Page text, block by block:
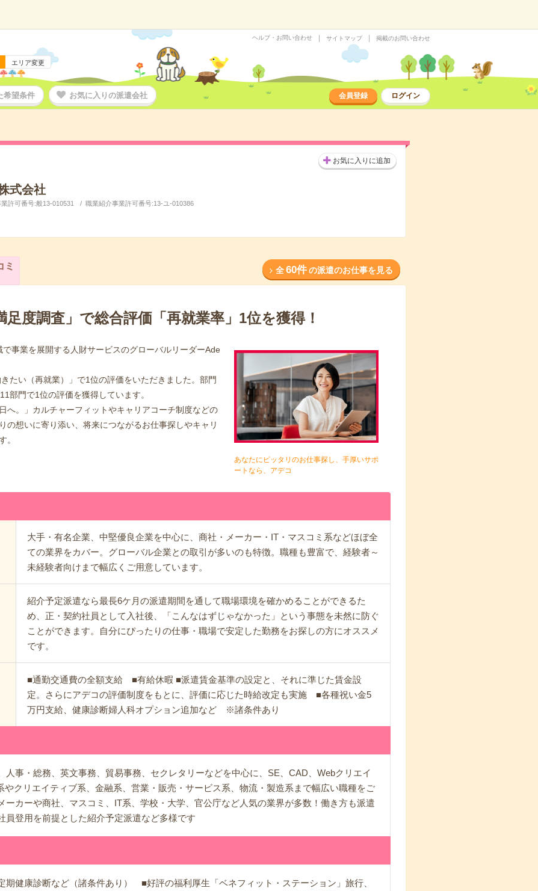
エリア変更
ヘルプ・お問い合わせ サイトマップ 掲載のお問い合わせ
希望条件 お気に入りの派遣会社 会員登録 ログイン
式会社
許可番号:般13-010531 職業紹介事業許可番号:13-ユ-010386
お気に入りに追加
ミ 全 60件 の派遣のお仕事を見る
足度調査」で総合評価「再就業率」1位を獲得！
事業を展開する人財サービスのグローバルリーダーAde
たい（再就業）」で1位の評価をいただきました。部門
部門で1位の評価を獲得しています。
へ。」カルチャーフィットやキャリアコーチ制度などの
の想いに寄り添い、将来につながるお仕事探しやキャリ
。
あなたにピッタリのお仕事探し、手厚いサポ
ートなら、アデコ
大手・有名企業、中堅優良企業を中心に、商社・メーカー・IT・マスコミ系などほぼ全
ての業界をカバー。グローバル企業との取引が多いのも特徴。職種も豊富で、経験者～
未経験者向けまで幅広くご用意しています。
紹介予定派遣なら最長6ケ月の派遣期間を通して職場環境を確かめることができるた
め、正・契約社員として入社後、「こんなはずじゃなかった」という事態を未然に防ぐ
ことができます。自分にぴったりの仕事・職場で安定した勤務をお探しの方にオススメ
です。
■通勤交通費の全額支給 ■有給休暇 ■派遣賃金基準の設定と、それに準じた賃金設
定。さらにアデコの評価制度をもとに、評価に応じた時給改定も実施 ■各種祝い金5
万円支給、健康診断婦人科オプション追加など ※諸条件あり
人事・総務、英文事務、貿易事務、セクレタリーなどを中心に、SE、CAD、Webクリエイ
やクリエイティブ系、金融系、営業・販売・サービス系、物流・製造系まで幅広い職種をご
ーカーや商社、マスコミ、IT系、学校・大学、官公庁など人気の業界が多数！働き方も派遣
員登用を前提とした紹介予定派遣など多様です
期健康診断など（諸条件あり） ■好評の福利厚生「ベネフィット・ステーション」旅行、